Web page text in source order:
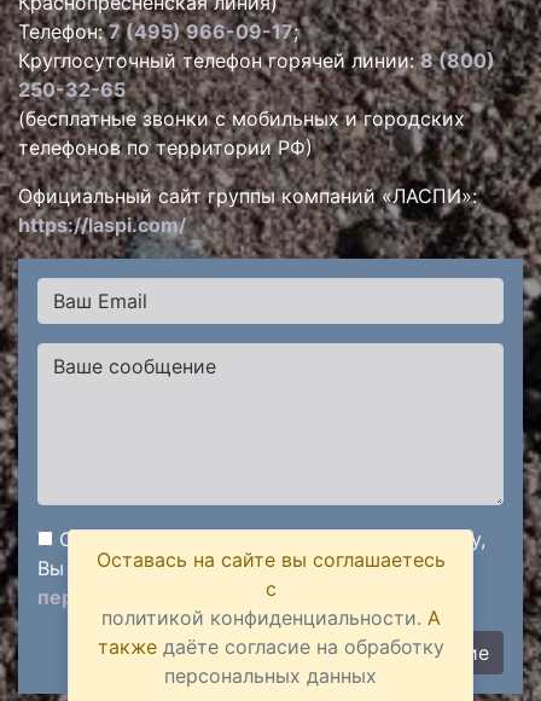
Телефон:7 (495) 966-09-17;
Круглосуточный телефон горячей линии:8 (800)
250-32-65
(бесплатные звонки с мобильных и городских
телефонов по территории РФ)
Официальный сайт группы компаний «ЛАСПИ»:
https://laspi.com/
Отправляя сообщение через данную форму,
Вы подтверждаетесогласие на обработку
персональных данных
Отправить сообщение
Оставась на сайте вы соглашаетесь
с
политикой конфиденциальности. А
также даёте согласие на обработку
персональных данных